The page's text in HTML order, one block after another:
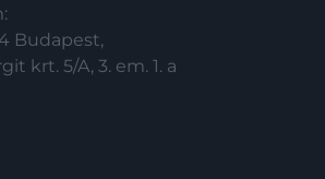
Budapest,
krt. 5/A, 3. em. 1. a